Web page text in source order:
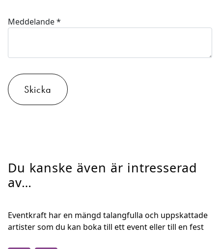
Meddelande*
Skicka
Du kanske även är intresserad
av…
Eventkraft har en mängd talangfulla och uppskattade
artister som du kan boka till ett event eller till en fest